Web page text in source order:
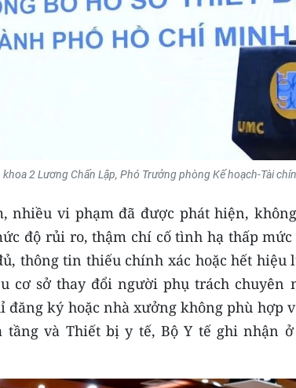
2 Lương Chấn Lập, Phó Trưởng phòng Kế hoạch-Tài
nhiều vi phạm đã được phát hiện,
độ rủi ro, thậm chí cố tình hạ thấp
thông tin thiếu chính xác hoặc hết hiệu
cơ sở thay đổi người phụ trách chuyên
ký hoặc nhà xưởng không phù hợp
tầng và Thiết bị y tế, Bộ Y tế ghi nhận